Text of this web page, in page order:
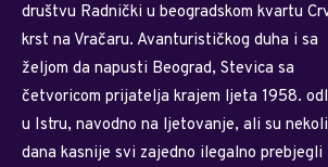
društvu Radnički u beogradskom kvartu
krst na Vračaru. Avanturističkog duha i sa
željom da napusti Beograd, Stevica sa
četvoricom prijatelja krajem ljeta 1958.
u Istru, navodno na ljetovanje, ali su
dana kasnije svi zajedno ilegalno prebjegli